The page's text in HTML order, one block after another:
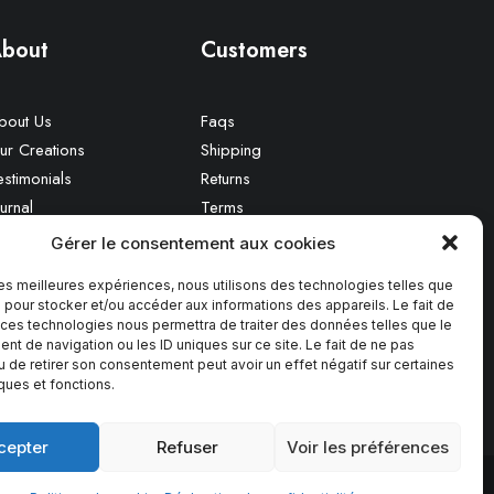
Gérer le consentement aux cookies
meilleures expériences, nous utilisons des technologies telles que
stocker et/ou accéder aux informations des appareils. Le fait de
technologies nous permettra de traiter des données telles que le
de navigation ou les ID uniques sur ce site. Le fait de ne pas
de retirer son consentement peut avoir un effet négatif sur certaines
et fonctions.
Refuser Voir les préférences
Us
Creations
Customers
Faqs
Shipping
Returns
Terms
Contact Us